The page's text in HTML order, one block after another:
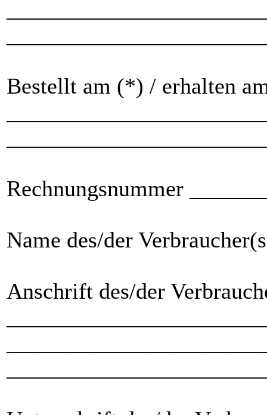
Bestellt am (*) / erhalten
Rechnungsnummer
Name des/der
Anschrift des/der